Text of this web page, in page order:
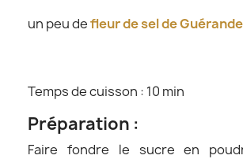
un peu defleur de sel de Guérande
Temps de cuisson : 10 min
Préparation :
Faire fondre le sucre en